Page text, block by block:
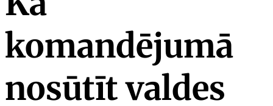
komandējumā
nosūtīt valdes